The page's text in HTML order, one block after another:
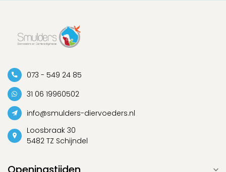
073 - 549 24 85
31 06 19960502
info@smulders-diervoeders.nl
Loosbraak 30
5482 TZ Schijndel